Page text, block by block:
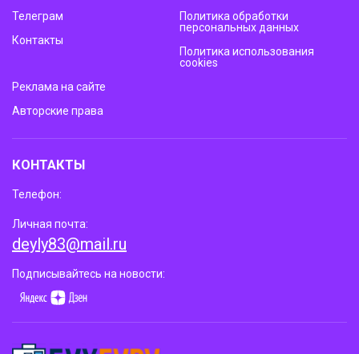
Телеграм
Контакты
Политика обработки
персональных данных
Политика использования
cookies
Реклама на сайте
Авторские права
КОНТАКТЫ
Телефон:
Личная почта:
deyly83@mail.ru
Подписывайтесь на новости: